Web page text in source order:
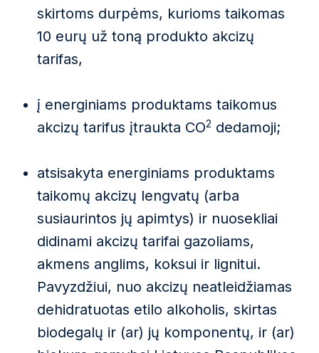
skirtoms durpėms, kurioms taikomas
10 eurų už toną produkto akcizų
tarifas,
į energiniams produktams taikomus
akcizų tarifus įtraukta CO2 dedamoji;
atsisakyta energiniams produktams
taikomų akcizų lengvatų (arba
susiaurintos jų apimtys) ir nuosekliai
didinami akcizų tarifai gazoliams,
akmens anglims, koksui ir lignitui.
Pavyzdžiui, nuo akcizų neatleidžiamas
dehidratuotas etilo alkoholis, skirtas
biodegalų ir (ar) jų komponentų, ir (ar)